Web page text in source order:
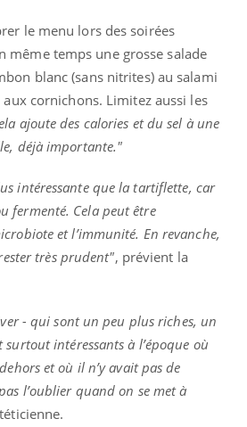
le menu lors des soirées
même temps une grosse salade
blanc (sans nitrites) au salami
cornichons. Limitez aussi les
ajoute des calories et du sel à une
déjà importante."
intéressante que la tartiflette, car
fermenté. Cela peut être
et l’immunité. En revanche,
très prudent", prévient la
- qui sont un peu plus riches, un
intéressants à l’époque où
et où il n’y avait pas de
l’oublier quand on se met à